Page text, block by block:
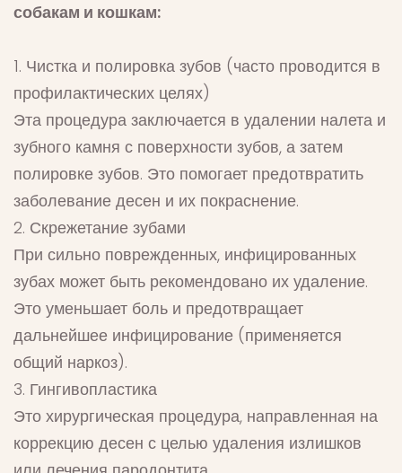
собакам и кошкам:
1. Чистка и полировка зубов (часто проводится в
профилактических целях)
Эта процедура заключается в удалении налета и
зубного камня с поверхности зубов, а затем
полировке зубов. Это помогает предотвратить
заболевание десен и их покраснение.
2. Скрежетание зубами
При сильно поврежденных, инфицированных
зубах может быть рекомендовано их удаление.
Это уменьшает боль и предотвращает
дальнейшее инфицирование (применяется
общий наркоз).
3. Гингивопластика
Это хирургическая процедура, направленная на
коррекцию десен с целью удаления излишков